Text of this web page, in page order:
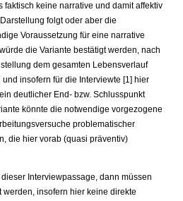
faktisch keine narrative und damit affektiv
folgt oder aber die
Voraussetzung für eine narrative
die Variante bestätigt werden, nach
dem gesamten Lebensverlauf
insofern für die Interviewte [1] hier
deutlicher End- bzw. Schlusspunkt
könnte die notwendige vorgezogene
problematischer
die hier vorab (quasi präventiv)
Interviewpassage, dann müssen
insofern hier keine direkte